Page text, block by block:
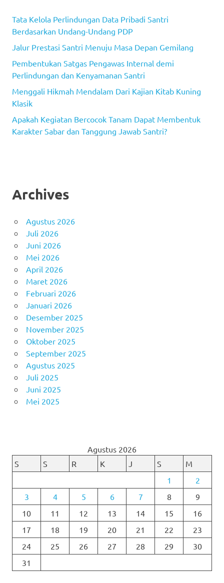
Tata Kelola Perlindungan Data Pribadi Santri
Berdasarkan Undang-Undang PDP
Jalur Prestasi Santri Menuju Masa Depan Gemilang
Pembentukan Satgas Pengawas Internal demi
Perlindungan dan Kenyamanan Santri
Menggali Hikmah Mendalam Dari Kajian Kitab Kuning
Klasik
Apakah Kegiatan Bercocok Tanam Dapat Membentuk
Karakter Sabar dan Tanggung Jawab Santri?
Archives
Agustus 2026
Juli 2026
Juni 2026
Mei 2026
April 2026
Maret 2026
Februari 2026
Januari 2026
Desember 2025
November 2025
Oktober 2025
September 2025
Agustus 2025
Juli 2025
Juni 2025
Mei 2025
Agustus 2026
S
S R K J S
M
1
2
3
4 5 6 7 8
9
10
11 12 13 14 15
16
17
18 19 20 21 22
23
24
25 26 27 28 29
30
31